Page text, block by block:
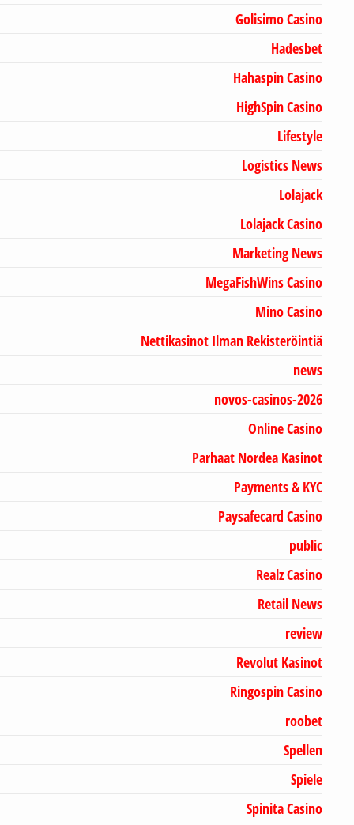
Golisimo Casino
Hadesbet
Hahaspin Casino
HighSpin Casino
Lifestyle
Logistics News
Lolajack
Lolajack Casino
Marketing News
MegaFishWins Casino
Mino Casino
Nettikasinot Ilman Rekisteröintiä
news
novos-casinos-2026
Online Casino
Parhaat Nordea Kasinot
Payments & KYC
Paysafecard Casino
public
Realz Casino
Retail News
review
Revolut Kasinot
Ringospin Casino
roobet
Spellen
Spiele
Spinita Casino